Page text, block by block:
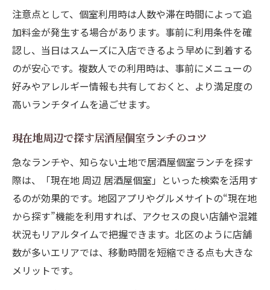
注意点として、個室利用時は人数や滞在時間によって追
加料金が発生する場合があります。事前に利用条件を確
認し、当日はスムーズに入店できるよう早めに到着する
のが安心です。複数人での利用時は、事前にメニューの
好みやアレルギー情報も共有しておくと、より満足度の
高いランチタイムを過ごせます。
現在地周辺で探す居酒屋個室ランチのコツ
急なランチや、知らない土地で居酒屋個室ランチを探す
際は、「現在地 周辺 居酒屋個室」といった検索を活用す
るのが効果的です。地図アプリやグルメサイトの“現在地
から探す”機能を利用すれば、アクセスの良い店舗や混雑
状況もリアルタイムで把握できます。北区のように店舗
数が多いエリアでは、移動時間を短縮できる点も大きな
メリットです。